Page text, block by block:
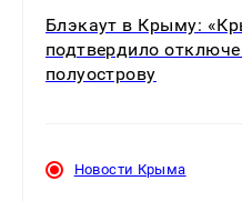
Блэкаут в Крыму:
подтвердило
полуострову
Новости Крыма